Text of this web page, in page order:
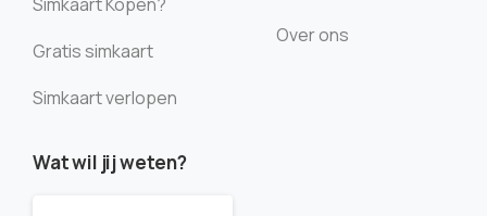
Gratis simkaart
Simkaart verlopen
Over ons
Wat wil jij weten?